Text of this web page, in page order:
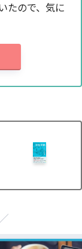
たので、気に